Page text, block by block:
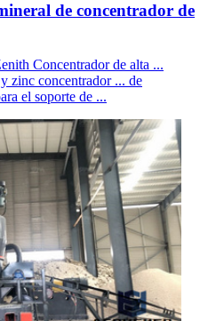
de concentrador de
Concentrador de alta ...
zinc concentrador ... de
el soporte de ...